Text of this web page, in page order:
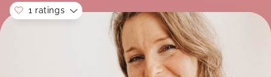
Soon you will learn more about me here...
1 ratings
Wundervolle Beratung. Wir konnten 2 Tragen für
uns entdecken und sind überglücklich. Danke :)
Michelle,